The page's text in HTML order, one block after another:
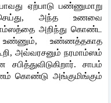
ஏற்பாடு பண்ணுமாறு
செய்து, அந்த உணவை
அறிந்து கொண்ட
உண்ணும், உண்ணத்தகாத
அவ்வரசனும் நரமாம்ஸம்
சாபம்
கொண்டு அங்குமிங்கும்